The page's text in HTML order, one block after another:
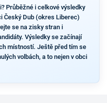
Průběžné i celkové výsledky
Český Dub (okres Liberec)
se na zisky stran i
Výsledky se začínají
místností. Ještě před tím se
volbách, a to nejen v obci